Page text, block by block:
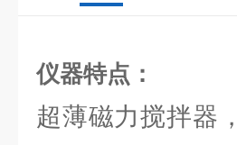
仪器特点：
超薄磁力搅拌器